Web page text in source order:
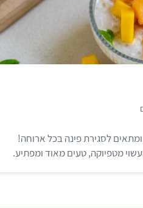
הודי
ת
ו
ך
לסגירת פינה בכל ארוחה!
מטפיוקה, טעים מאוד ומפתיע.